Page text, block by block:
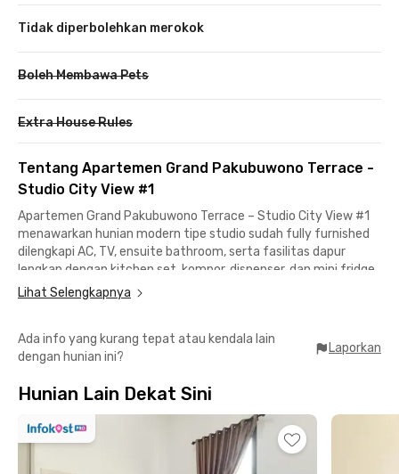
Tidak diperbolehkan merokok
Boleh Membawa Pets
Extra House Rules
Tentang Apartemen Grand Pakubuwono Terrace -
Studio City View #1
Apartemen Grand Pakubuwono Terrace – Studio City View #1
menawarkan hunian modern tipe studio sudah fully furnished
dilengkapi AC, TV, ensuite bathroom, serta fasilitas dapur
lengkap dengan kitchen set, kompor, dispenser, dan mini fridge.
Tinggal di sini juga bebas biaya IPL sehingga lebih hemat.
lift, CCTV, serta kemudahan akses ke minimarket dan
coffeeshop. Hunian ini cocok untuk profesional maupun
hidup di pusat kota.
Lokasi apartemen studio ini strategis dengan akses mudah ke
berbagai pusat aktivitas: 16 menit ke Pasar Mayestik dan
Gandaria City, 18 menit ke Stasiun Kebayoran, 11 menit ke
Lihat Selengkapnya
Ada info yang kurang tepat atau kendala lain
dengan hunian ini?
Laporkan
Hunian Lain Dekat Sini